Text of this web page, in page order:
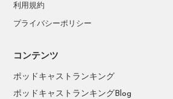
利用規約
プライバシーポリシー
コンテンツ
ポッドキャストランキング
ポッドキャストランキングBlog